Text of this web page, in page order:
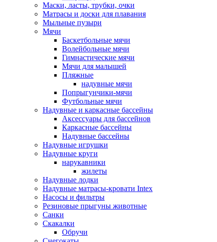
Маски, ласты, трубки, очки
Матрасы и доски для плавания
Мыльные пузыри
Мячи
Баскетбольные мячи
Волейбольные мячи
Гимнастические мячи
Мячи для малышей
Пляжные
надувные мячи
Попрыгунчики-мячи
Футбольные мячи
Надувные и каркасные бассейны
Аксессуары для бассейнов
Каркасные бассейны
Надувные бассейны
Надувные игрушки
Надувные круги
нарукавники
жилеты
Надувные лодки
Надувные матрасы-кровати Intex
Насосы и фильтры
Резиновые прыгуны животные
Санки
Скакалки
Обручи